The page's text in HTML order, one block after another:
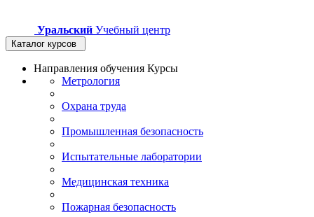
Уральский Учебный центр
Каталог курсов
Направления обучения Курсы
Метрология
Охрана труда
Промышленная безопасность
Испытательные лаборатории
Медицинская техника
Пожарная безопасность